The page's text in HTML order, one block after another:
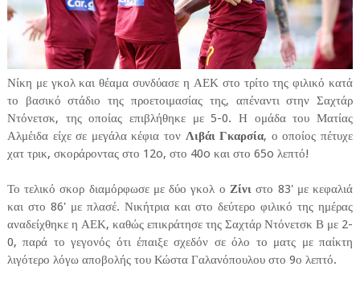
Νίκη με γκολ και θέαμα συνδύασε η ΑΕΚ στο τρίτο της φιλικό κατά
το βασικό στάδιο της προετοιμασίας της, απέναντι στην Σαχτάρ
Ντόνετσκ, της οποίας επιβλήθηκε με 5-0. Η ομάδα του Ματίας
Αλμέιδα είχε σε μεγάλα κέφια τον Λιβάι Γκαρσία, ο οποίος πέτυχε
χατ τρικ, σκοράροντας στο 12o, στο 40o και στο 65o λεπτό!
Το τελικό σκορ διαμόρφωσε με δύο γκολ οΖίνι στο 83' με κεφαλιά
και στο 86' με πλασέ. Νικήτρια και στο δεύτερο φιλικό της ημέρας
αναδείχθηκε η ΑΕΚ, καθώς επικράτησε της Σαχτάρ Ντόνετσκ Β με 2-
0, παρά το γεγονός ότι έπαιξε σχεδόν σε όλο το ματς με παίκτη
λιγότερο λόγω αποβολής του Κώστα Γαλανόπουλου στο 9ο λεπτό.